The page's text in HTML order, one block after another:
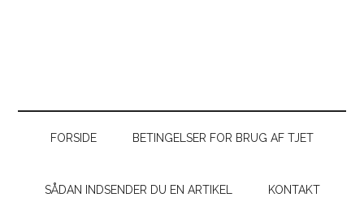
FORSIDE BETINGELSER FOR BRUG AF TJET
SÅDAN INDSENDER DU EN ARTIKEL KONTAKT